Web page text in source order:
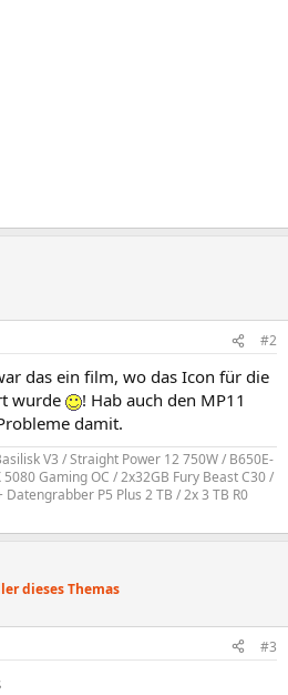
#2
das ein film, wo das Icon für die
wurde
! Hab auch den MP11
damit.
V3 / Straight Power 12 750W / B650E-
5080 Gaming OC / 2x32GB Fury Beast C30 /
P5 Plus 2 TB / 2x 3 TB R0
dieses Themas
#3